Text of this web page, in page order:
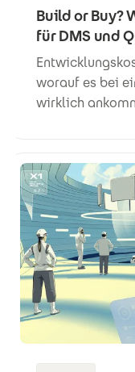
Build or Buy?
für DMS und
worauf es bei
wirklich